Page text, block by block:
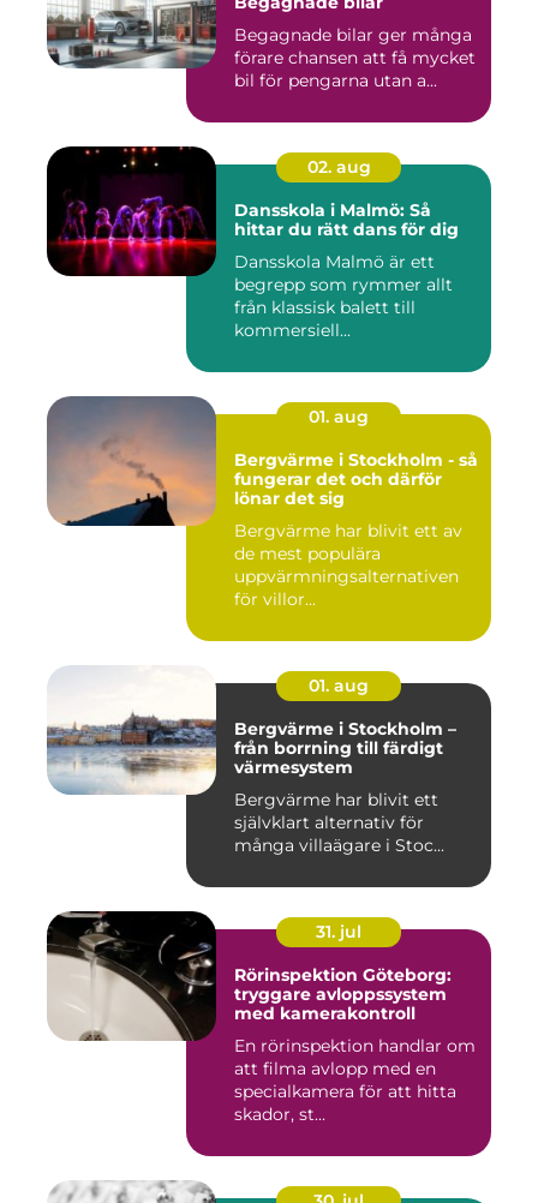
Begagnade bilar ger många
förare chansen att få mycket
bil för pengarna utan a...
02. aug
Dansskola i Malmö: Så
hittar du rätt dans för dig
Dansskola Malmö är ett
begrepp som rymmer allt
från klassisk balett till
kommersiell...
01. aug
Bergvärme i Stockholm - så
fungerar det och därför
lönar det sig
Bergvärme har blivit ett av
de mest populära
uppvärmningsalternativen
för villor...
01. aug
Bergvärme i Stockholm –
från borrning till färdigt
värmesystem
Bergvärme har blivit ett
självklart alternativ för
många villaägare i Stoc...
31. jul
Rörinspektion Göteborg:
tryggare avloppssystem
med kamerakontroll
En rörinspektion handlar om
att filma avlopp med en
specialkamera för att hitta
skador, st...